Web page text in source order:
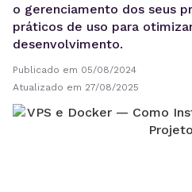
o gerenciamento dos seus
práticos de uso para
desenvolvimento.
Publicado em 05/08/2024
Atualizado em 27/08/2025